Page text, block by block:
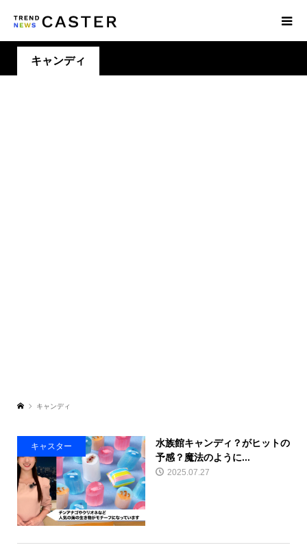
キャンディ
キャンディ
キャスター
水族館キャンディ？がヒットの
予感？魔法のように...
2025.07.27